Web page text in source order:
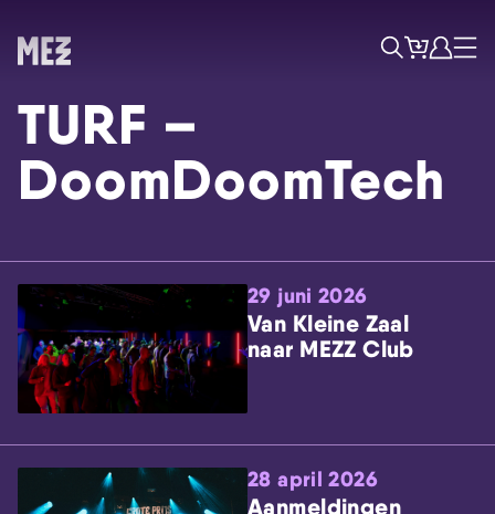
Skip navigatie
ZoekTicketsAccount
Menu
TURF –
DoomDoomTech
29 juni 2026
Van Kleine Zaal
naar MEZZ Club
28 april 2026
Aanmeldingen